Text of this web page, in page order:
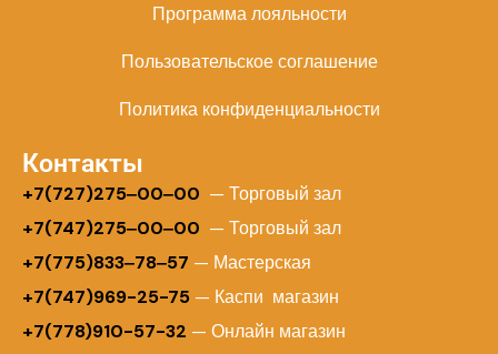
Программа лояльности
Пользовательское соглашение
Политика конфиденциальности
Контакты
+7(727)275‒00‒00 — Торговый зал
+7(747)275‒00‒00 — Торговый зал
+7(775)833‒78‒57 — Мастерская
+7(747)969-25-75 — Каспи магазин
+7(778)910-57-32 — Онлайн магазин